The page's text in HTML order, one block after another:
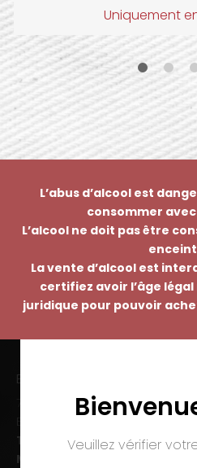
Uniquement
L’abus d’alcool est
consommer
L’alcool ne doit pas être
La vente d’alcool est
certifiez avoir l’âge
juridique pour pouvoir
Veuillez vérifier
EMMANUEL NASTI
7 avenue Pierre Pflimlin – ZAC
Tél. :
03 89 46 50 35
Mail :